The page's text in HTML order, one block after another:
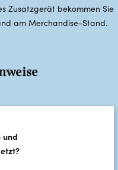
Zusatzgerät bekommen Sie
am Merchandise-Stand.
und